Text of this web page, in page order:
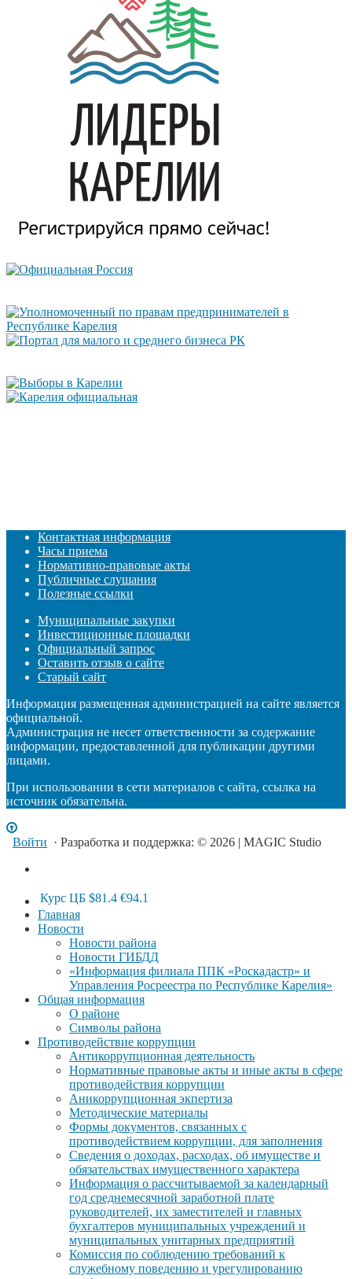
Контактная информация
Часы приема
Нормативно-правовые акты
Публичные слушания
Полезные ссылки
Муниципальные закупки
Инвестиционные площадки
Официальный запрос
Оставить отзыв о сайте
Старый сайт
Информация размещенная администрацией на сайте является
официальной.
Администрация не несет ответственности за содержание
информации, предоставленной для публикации другими
лицами.
При использовании в сети материалов с сайта, ссылка на
источник обязательна.
Войти · Разработка и поддержка: © 2026 | MAGIC Studio
Курс ЦБ $81.4 €94.1
Главная
Новости
Новости района
Новости ГИБДД
«Информация филиала ППК «Роскадастр» и
Управления Росреестра по Республике Карелия»
Общая информация
О районе
Символы района
Противодействие коррупции
Антикоррупционная деятельность
Нормативные правовые акты и иные акты в сфере
противодействия коррупции
Аникоррупционная экпертиза
Методические материалы
Формы документов, связанных с
противодействием коррупции, для заполнения
Сведения о доходах, расходах, об имуществе и
обязательствах имущественного характера
Информация о рассчитываемой за календарный
год среднемесячной заработной плате
руководителей, их заместителей и главных
бухгалтеров муниципальных учреждений и
муниципальных унитарных предприятий
Комиссия по соблюдению требований к
служебному поведению и урегулированию